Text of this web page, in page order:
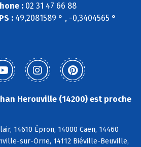
: 02 31 47 66 88
:49,2081589 ° , -0,3404565 °
Herouville (14200) est proche
14610 Épron, 14000 Caen, 14460
sur-Orne, 14112 Biéville-Beuville,